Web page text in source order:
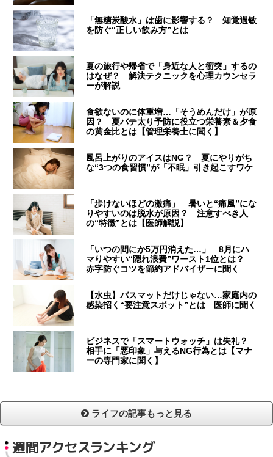
「無糖炭酸水」は歯に影響する？ 知覚過敏
を防ぐ“正しい飲み方”とは
夏の旅行や帰省で「身近な人と衝突」するの
はなぜ？ 解決テクニックを心理カウンセラ
ーが解説
食欲ないのに体重増…「そうめんだけ」が原
因？ 夏バテ太り予防に役立つ栄養素＆夕食
の黄金比とは【管理栄養士に聞く】
風呂上がりのアイスはNG？ 夏にやりがち
な“3つの食習慣”が「不眠」引き起こすワケ
「歩けないほどの激痛」 暑いと“痛風”にな
りやすいのは脱水が原因？ 注意すべき人
の“特徴”とは【医師解説】
「いつの間にか5万円消えた…」 8月にハ
マりやすい“隠れ浪費”ワースト1位とは？
赤字防ぐコツを節約アドバイザーに聞く
【水虫】バスマットだけじゃない…家庭内の
感染招く“要注意スポット”とは 医師に聞く
ビジネスで「スマートウォッチ」は失礼？
相手に「悪印象」与えるNG行為とは【マナ
ーの専門家に聞く】
ライフの記事もっと見る
週間アクセスランキング